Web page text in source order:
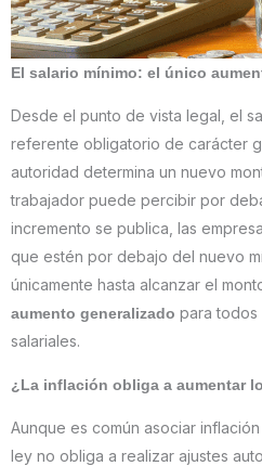
El salario mínimo: el único
Desde el punto de vista legal, el
referente obligatorio de carácter
autoridad determina un nuevo
trabajador puede percibir por
incremento se publica, las
que estén por debajo del nuevo
únicamente hasta alcanzar el
aumento generalizado para todos
salariales.
¿La inflación obliga a aumentar
Aunque es común asociar
ley no obliga a realizar ajustes